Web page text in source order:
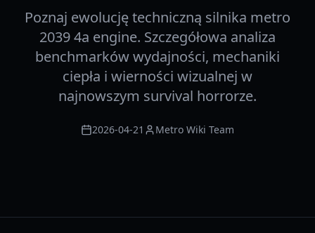
Poznaj ewolucję techniczną silnika metro
2039 4a engine. Szczegółowa analiza
benchmarków wydajności, mechaniki
ciepła i wierności wizualnej w
najnowszym survival horrorze.
2026-04-21 Metro Wiki Team